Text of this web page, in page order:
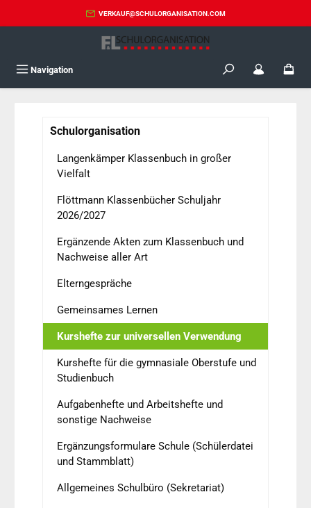
Zum Hauptinhalt springenVERKAUF@SCHULORGANISATION.COM
Navigation
Schulorganisation
Langenkämper Klassenbuch in großer
Vielfalt
Flöttmann Klassenbücher Schuljahr
2026/2027
Ergänzende Akten zum Klassenbuch und
Nachweise aller Art
Elterngespräche
Gemeinsames Lernen
Kurshefte zur universellen Verwendung
Kurshefte für die gymnasiale Oberstufe und
Studienbuch
Aufgabenhefte und Arbeitshefte und
sonstige Nachweise
Ergänzungsformulare Schule (Schülerdatei
und Stammblatt)
Allgemeines Schulbüro (Sekretariat)